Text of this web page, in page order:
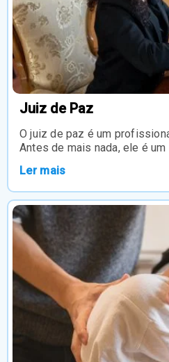
Juiz de Paz
O juiz de paz é um
Antes de mais nada, ele é
Ler mais